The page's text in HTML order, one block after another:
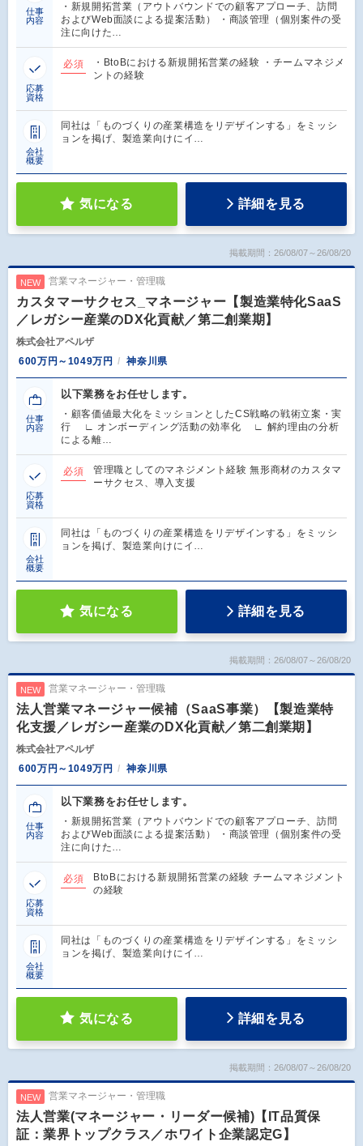
仕事
内容
・新規開拓営業（アウトバウンドでの顧客アプローチ、訪問
およびWeb面談による提案活動） ・商談管理（個別案件の受
注に向けた…
応募
資格
必須
・BtoBにおける新規開拓営業の経験 ・チームマネジメ
ントの経験
会社
概要
同社は「ものづくりの産業構造をリデザインする」をミッシ
ョンを掲げ、製造業向けにイ…
気になる 詳細を見る
掲載期間：26/08/07～26/08/20
NEW 営業マネージャー・管理職
カスタマーサクセス_マネージャー【製造業特化SaaS
／レガシー産業のDX化貢献／第二創業期】
株式会社アペルザ
600万円～1049万円
神奈川県
仕事
内容
以下業務をお任せします。
・顧客価値最大化をミッションとしたCS戦略の戦術立案・実
行 ∟ オンボーディング活動の効率化 ∟ 解約理由の分析
による離…
応募
資格
必須
管理職としてのマネジメント経験 無形商材のカスタマ
ーサクセス、導入支援
会社
概要
同社は「ものづくりの産業構造をリデザインする」をミッシ
ョンを掲げ、製造業向けにイ…
気になる 詳細を見る
掲載期間：26/08/07～26/08/20
NEW 営業マネージャー・管理職
法人営業マネージャー候補（SaaS事業）【製造業特
化支援／レガシー産業のDX化貢献／第二創業期】
株式会社アペルザ
600万円～1049万円
神奈川県
仕事
内容
以下業務をお任せします。
・新規開拓営業（アウトバウンドでの顧客アプローチ、訪問
およびWeb面談による提案活動） ・商談管理（個別案件の受
注に向けた…
応募
資格
必須
BtoBにおける新規開拓営業の経験 チームマネジメント
の経験
会社
概要
同社は「ものづくりの産業構造をリデザインする」をミッシ
ョンを掲げ、製造業向けにイ…
気になる 詳細を見る
掲載期間：26/08/07～26/08/20
NEW 営業マネージャー・管理職
法人営業(マネージャー・リーダー候補)【IT品質保
証：業界トップクラス／ホワイト企業認定G】